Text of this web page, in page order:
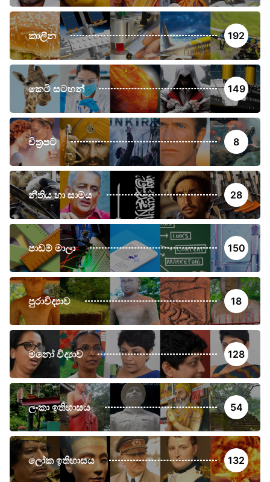
කාලීන 192
කෙටි සටහන් 149
චිත්‍රපට 8
නීතිය හා සාමය 28
පාඩම් මාලා 150
පුරාවිද්‍යාව 18
මනෝ විද්‍යාව 128
ලංකා ඉතිහාසය 54
ලෝක ඉතිහාසය 132